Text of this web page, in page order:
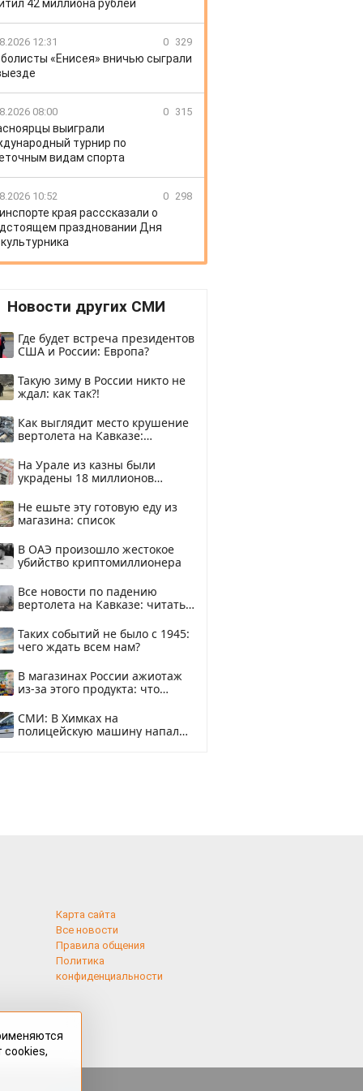
42 миллиона рублей
12:31 0 329
«Енисея» вничью сыграли
08:00 0 315
выиграли
турнир по
видам спорта
10:52 0 298
края расссказали о
праздновании Дня
Новости других СМИ
Где будет встреча президентов
США и России: Европа?
Такую зиму в России никто не
ждал: как так?!
Как выглядит место крушение
вертолета на Кавказе:
На Урале из казны были
украдены 18 миллионов
Не ешьте эту готовую еду из
магазина: список
В ОАЭ произошло жестокое
убийство криптомиллионера
Все новости по падению
вертолета на Кавказе: читать
Таких событий не было с 1945:
чего ждать всем нам?
В магазинах России ажиотаж
из-за этого продукта: что
СМИ: В Химках на
полицейскую машину напали
Карта сайта
Все новости
Правила общения
Политика
конфиденциальности
cookies,